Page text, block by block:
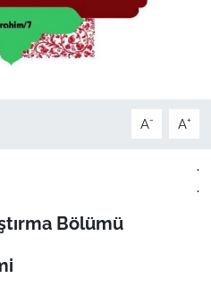
A- A+
.
.
Bölümü